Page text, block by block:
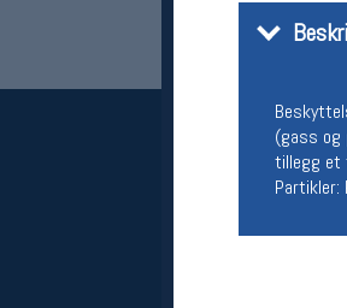
(gass og
tillegg et
Partikler:
Her